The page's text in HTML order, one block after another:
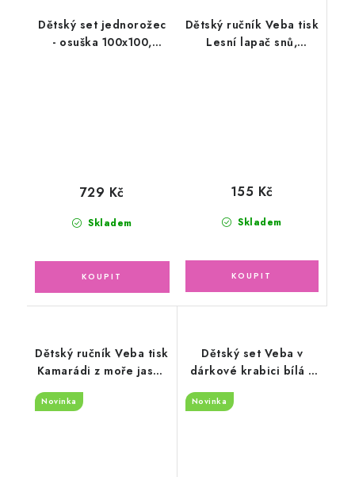
Dětský set jednorožec
- osuška 100x100,
Skladem
729 Kč
Dětský ručník Veba tisk
Lesní lapač snů,
Skladem
155 Kč
Dětský ručník Veba tisk
Kamarádi z moře jasná
tmavá modrá
Novinka
Dětský set Veba v
dárkové krabici bílá s
růžovou lemovkou a
kojeneckou lahví
Novinka